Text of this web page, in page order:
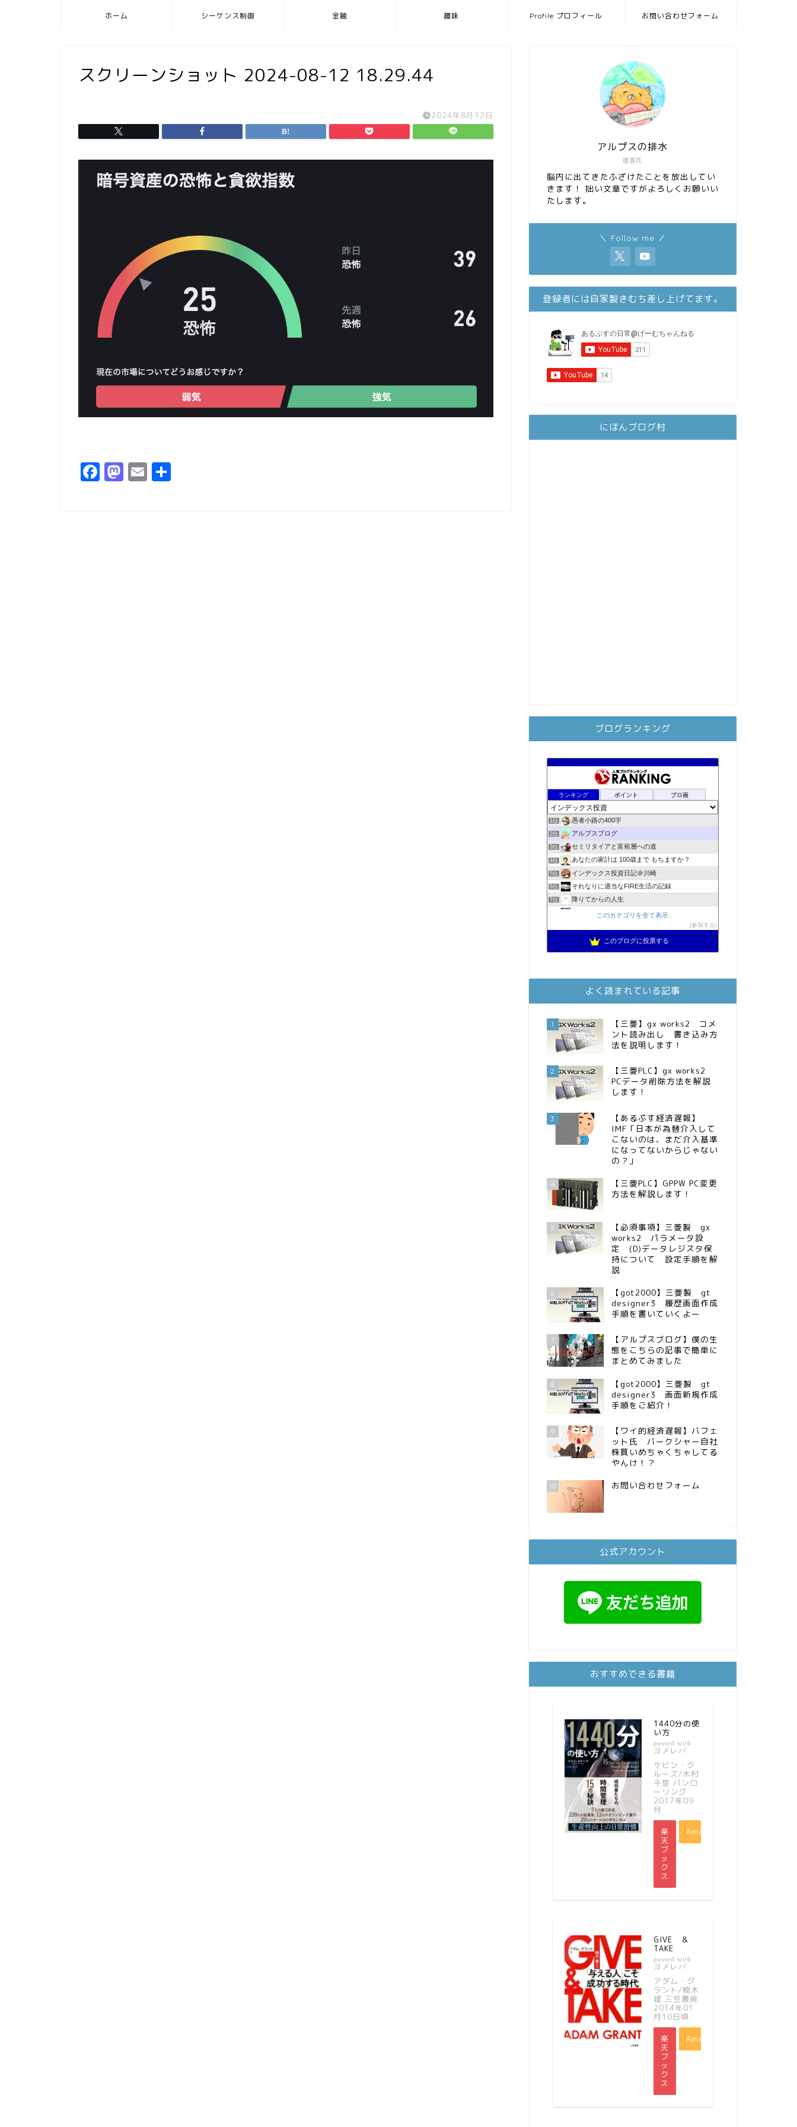
ホーム シーケンス制御 金融 趣味 Profile プロフィール お問い合わせフォーム
スクリーンショット 2024-08-12 18.29.44
2024年8月12日
F M E
虚言氏
アルプスの排水
脳内に出てきたふざけたことを放出してい
きます！ 拙い文章ですがよろしくお願いい
たします。
＼ Follow me ／
登録者には自家製きむち差し上げてます。
にほんブログ村
ブログランキング
ランキング ポイント ブロ画
1位 愚者小路の400字
2位 アルプスブログ
3位 セミリタイアと富裕層への道
4位 あなたの家計は 100歳まで もちますか？
5位 インデックス投資日記＠川崎
6位 それなりに適当なFIRE生活の記録
7位 降りてからの人生
2023年(46歳)FIRE！！！＠20XX年FIRE！！！
スパコンSEが効率的投資で一家セミリタイアするブログ
11位 MBAのインデックス投資日記
13位 お金に困らない生活（インデックス投資ブログ）
FPが実践するお金の知恵を磨く勉強会
15位 インデックス投資でも富裕層
このカテゴリを全て表示
参加する
このブログに投票する
よく読まれている記事
1
【三菱】gx works2 コメ
ント読み出し 書き込み方
法を説明します！
2
【三菱PLC】gx works2
PCデータ削除方法を解説
します！
3
【あるぷす経済遅報】
IMF「日本が為替介入して
こないのは、まだ介入基準
になってないからじゃない
の？」
4
【三菱PLC】GPPW PC変更
方法を解説します！
5
【必須事項】三菱製 gx
works2 パラメータ設
定 (D)データレジスタ保
持について 設定手順を解
説
6
【got2000】三菱製 gt
designer3 履歴画面作成
手順を書いていくよー
7
【アルプスブログ】僕の生
態をこちらの記事で簡単に
まとめてみました
8
【got2000】三菱製 gt
designer3 画面新規作成
手順をご紹介！
9
【ワイ的経済遅報】バフェ
ット氏 バークシャー自社
株買いめちゃくちゃしてる
やんけ！？
10 お問い合わせフォーム
公式アカウント
おすすめできる書籍
1440分の使
い方
posted with
ヨメレバ
ケビン・ク
ルーズ/木村
千里 パンロ
ーリング
2017年09
月
楽
天
ブ
ッ
ク
ス
Amazon
GIVE ＆
TAKE
posted with
ヨメレバ
アダム・グ
ラント/楠木
建 三笠書房
2014年01
月10日頃
楽
天
ブ
ッ
ク
ス
Amazon